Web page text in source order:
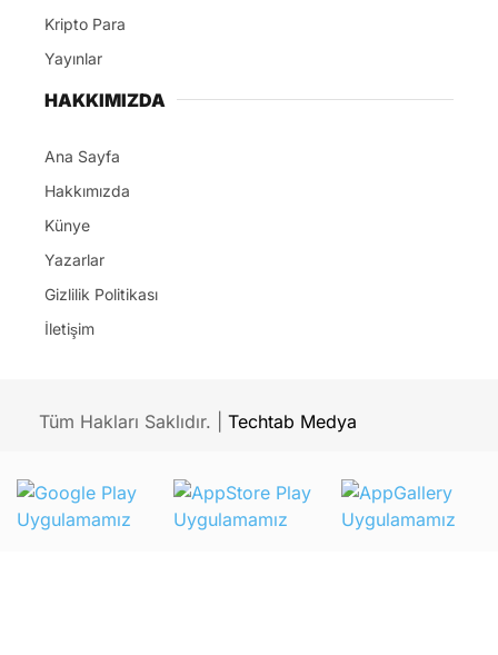
Kripto Para
Yayınlar
HAKKIMIZDA
Ana Sayfa
Hakkımızda
Künye
Yazarlar
Gizlilik Politikası
İletişim
Tüm Hakları Saklıdır. | Techtab Medya